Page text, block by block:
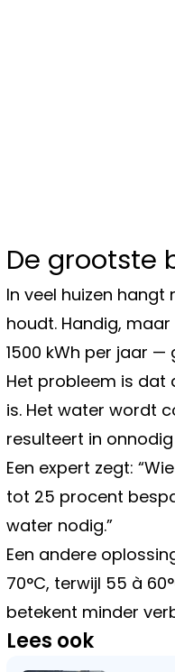
De grootste
In veel huizen
houdt. Handig,
1500 kWh per jaar
Het probleem is dat
is. Het water wordt
resulteert in
Een expert zegt:
tot 25 procent
water nodig.”
Een andere
70°C, terwijl 55 à
betekent minder
Lees ook